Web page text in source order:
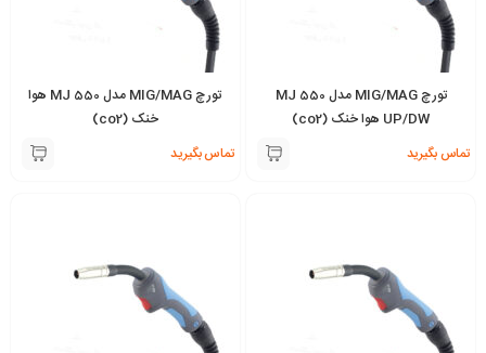
تورچ MIG/MAG مدل MJ 550
UP/DW هوا خنک (co2)
تماس بگیرید
تورچ MIG/MAG مدل MJ 550 هوا
خنک (co2)
تماس بگیرید